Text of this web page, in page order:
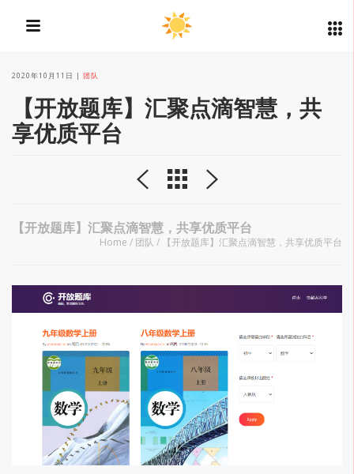
2020年10月11日 团队
【开放题库】汇聚点滴智慧，共
享优质平台
【开放题库】汇聚点滴智慧，共享优质平台
Home / 团队 / 【开放题库】汇聚点滴智慧，共享优质平台